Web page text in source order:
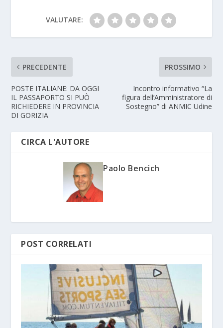
VALUTARE:
PRECEDENTE
POSTE ITALIANE: DA OGGI
IL PASSAPORTO SI PUÒ
RICHIEDERE IN PROVINCIA
DI GORIZIA
PROSSIMO
Incontro informativo “La
figura dell’Amministratore di
Sostegno” di ANMIC Udine
CIRCA L'AUTORE
Paolo Bencich
POST CORRELATI